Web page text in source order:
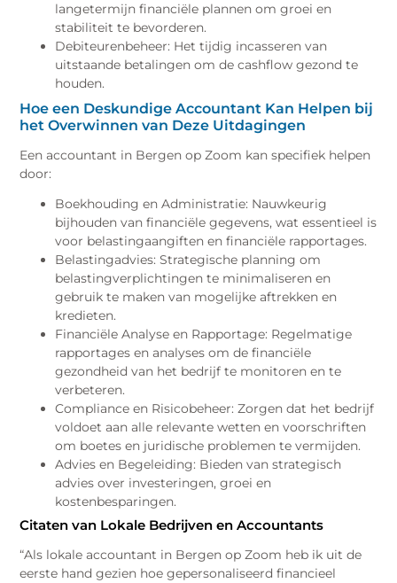
langetermijn financiële plannen om groei en
stabiliteit te bevorderen.
Debiteurenbeheer: Het tijdig incasseren van
uitstaande betalingen om de cashflow gezond te
houden.
Hoe een Deskundige Accountant Kan Helpen bij
het Overwinnen van Deze Uitdagingen
Een accountant in Bergen op Zoom kan specifiek helpen
door:
Boekhouding en Administratie: Nauwkeurig
bijhouden van financiële gegevens, wat essentieel is
voor belastingaangiften en financiële rapportages.
Belastingadvies: Strategische planning om
belastingverplichtingen te minimaliseren en
gebruik te maken van mogelijke aftrekken en
kredieten.
Financiële Analyse en Rapportage: Regelmatige
rapportages en analyses om de financiële
gezondheid van het bedrijf te monitoren en te
verbeteren.
Compliance en Risicobeheer: Zorgen dat het bedrijf
voldoet aan alle relevante wetten en voorschriften
om boetes en juridische problemen te vermijden.
Advies en Begeleiding: Bieden van strategisch
advies over investeringen, groei en
kostenbesparingen.
Citaten van Lokale Bedrijven en Accountants
“Als lokale accountant in Bergen op Zoom heb ik uit de
eerste hand gezien hoe gepersonaliseerd financieel